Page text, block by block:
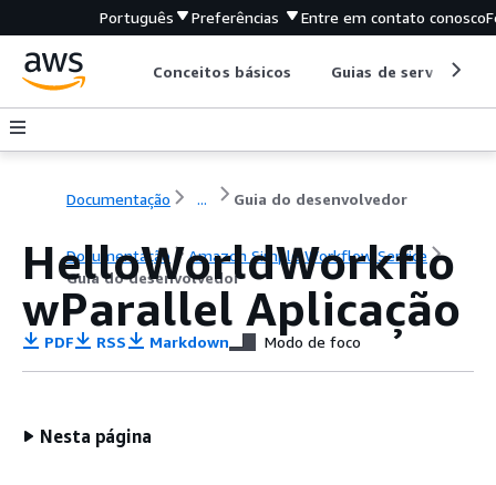
Português Preferências Entre em contato conosco
Conceitos básicos Guias de serviço
Documentação ... Guia do desenvolvedor
Documentação
Amazon Simple Workflow Service
Guia do desenvolvedor
HelloWorldWorkflo
wParallel Aplicação
PDF RSS Markdown Modo de foco
Nesta página